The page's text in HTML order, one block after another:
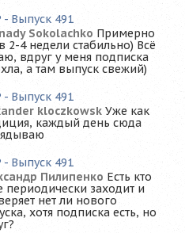
- Выпуск 491
Sokolachko Примерно
2-4 недели стабильно) Всё
вдруг у меня подписка
а там выпуск свежий)
- Выпуск 491
kloczkowsk Уже как
каждый день сюда
- Выпуск 491
Пилипенко Есть кто
периодически заходит и
нет ли нового
хотя подписка есть, но